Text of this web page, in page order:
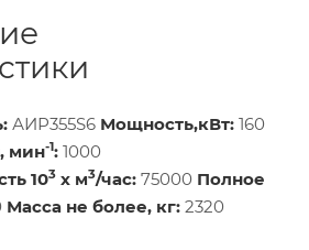
АИР355S6 Мощность,кВт: 160
мин-1: 1000
103 х м3/час: 75000 Полное
Масса не более, кг: 2320